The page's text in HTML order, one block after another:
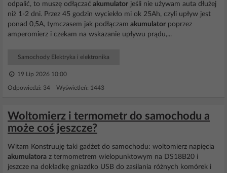
odpalić, to muszę odłączać akumulator jeśli nie używam auta dłużej
niż 1-2 dni. Przez 45 godzin wyciekło mi ok 25Ah, czyli upływ jest
ponad 0,5A, tymczasem jak podłączam akumulator poprzez
amperomierz i czekam na wskazanie upływu prądu,...
Samochody Elektryka i elektronika
19 Lip 2026 10:00
Odpowiedzi: 34 Wyświetleń: 1443
Woltomierz i termometr do samochodu a
może coś jeszcze?
Witam Konstruuję taki gadżet do samochodu: woltomierz napięcia
akumulatora z termometrem wielopunktowym na DS18B20 i
jeszcze na dokładkę gniazdko USB do zasilania różnych komórek i